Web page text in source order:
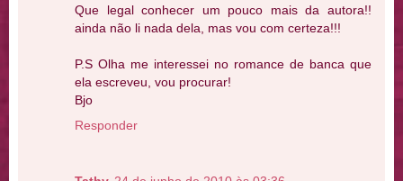
Que legal conhecer um pouco mais da autora!!
ainda não li nada dela, mas vou com certeza!!!
P.S Olha me interessei no romance de banca que
ela escreveu, vou procurar!
Bjo
Responder